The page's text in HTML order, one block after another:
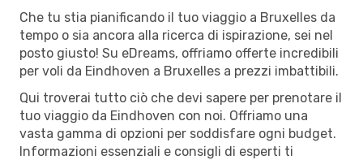
Che tu stia pianificando il tuo viaggio a Bruxelles da
tempo o sia ancora alla ricerca di ispirazione, sei nel
posto giusto! Su eDreams, offriamo offerte incredibili
per voli da Eindhoven a Bruxelles a prezzi imbattibili.
Qui troverai tutto ciò che devi sapere per prenotare il
tuo viaggio da Eindhoven con noi. Offriamo una
vasta gamma di opzioni per soddisfare ogni budget.
Informazioni essenziali e consigli di esperti ti